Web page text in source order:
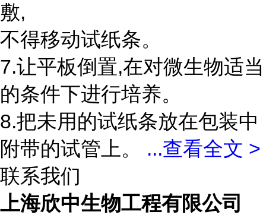
敷,
不得移动试纸条。
7.让平板倒置,在对微生物适当
的条件下进行培养。
8.把未用的试纸条放在包装中
附带的试管上。 ...查看全文 >
联系我们
上海欣中生物工程有限公司